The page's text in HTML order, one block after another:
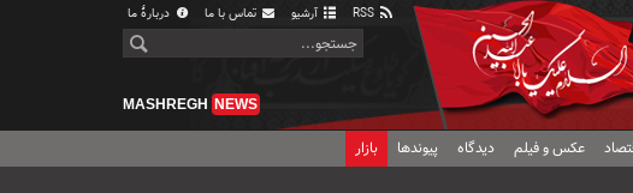
آرشیو تماس با ما دربارهٔ ما
MASHREGH NEWS
عکس و فیلم دیدگاه پیوندها بازار